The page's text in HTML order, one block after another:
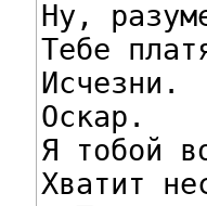
Ну,
Тебе
Исчезни.
Оскар.
Я тобой
Хватит